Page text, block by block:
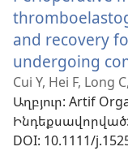
and recovery
undergoing
Cui Y, Hei F, Long
Աղբյուր‎: Artif
Ինդեքսավորված
DOI‎: 10.1111/